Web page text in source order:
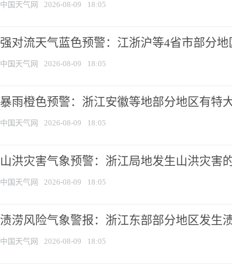
中国天气网 2026-08-09 18:05
强对流天气蓝色预警：江浙沪等4省市部分地
中国天气网 2026-08-09 18:05
暴雨橙色预警：浙江安徽等地部分地区有特
中国天气网 2026-08-09 18:05
山洪灾害气象预警：浙江局地发生山洪灾害
中国天气网 2026-08-09 18:05
渍涝风险气象警报：浙江东部部分地区发生
中国天气网 2026-08-09 18:05